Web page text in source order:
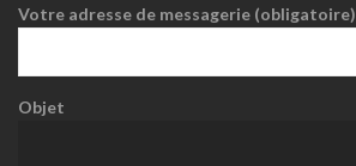
Votre adresse de messagerie (obligatoire)
Objet